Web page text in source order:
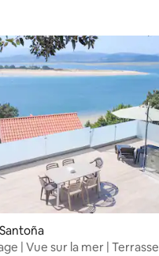
| Vue sur la mer | Terrasse